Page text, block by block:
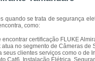
quando se trata de segurança
como:
encontrar certificação FLUKE
no segmento de Câmeras de
seus clientes serviços como o de
Cat6, Instalação Elétrica,